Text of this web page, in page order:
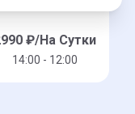
₽/На Сутки
14:00 - 12:00